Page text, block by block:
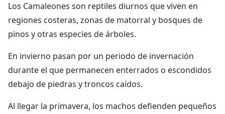
Los Camaleones son reptiles diurnos que viven en
regiones costeras, zonas de matorral y bosques de
pinos y otras especies de árboles.
En invierno pasan por un periodo de invernación
durante el que permanecen enterrados o escondidos
debajo de piedras y troncos caídos.
Al llegar la primavera, los machos defienden pequeños